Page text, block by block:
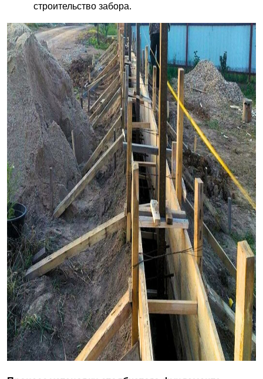
строительство забора.